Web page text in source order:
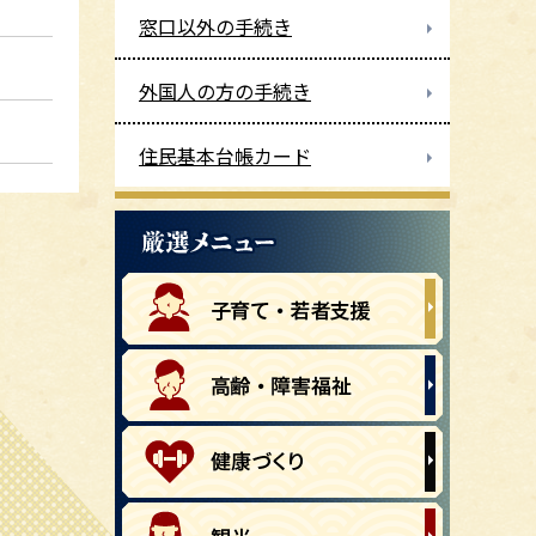
窓口以外の手続き
外国人の方の手続き
住民基本台帳カード